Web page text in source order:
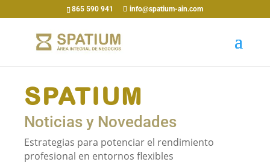
865 590 941 info@spatium-ain.com
SPATIUM
Noticias y Novedades
Estrategias para potenciar el rendimiento
profesional en entornos flexibles